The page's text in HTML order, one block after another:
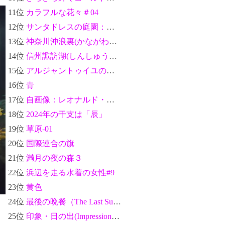
11位 カラフルな花々＃04
12位サンタドレスの庭園：クロード・モネ
13位神奈川沖浪裏(かながわおきなみうら)-富嶽三十六景：葛飾北斎
14位信州諏訪湖(しんしゅうすわこ)-富嶽三十六景：葛飾北斎
15位 アルジャントゥイユのセーヌ川のほとり(Bords de la Seine à Argenteuil)：クロード・モネ
16位青
17位 自画像：レオナルド・ダ・ヴィンチ
18位 2024年の干支は「辰」
19位草原-01
20位 国際連合の旗
21位満月の夜の森３
22位浜辺を走る水着の女性#9
23位黄色
24位最後の晩餐（The Last Supper）：レオナルド・ダ・ヴィンチ
25位 印象・日の出(Impression, soleil levant)：クロード・モネ